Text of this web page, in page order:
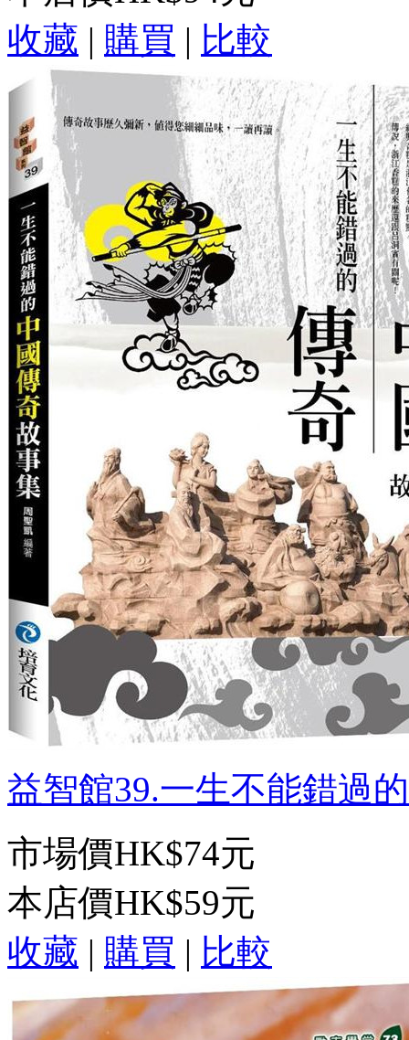
收藏 | 購買 | 比較
益智館39.一生不能錯過
市場價HK$74元
本店價HK$59元
收藏 | 購買 | 比較